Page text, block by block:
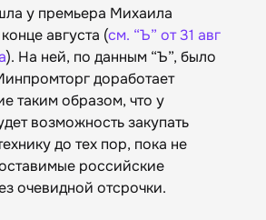
у премьера Михаила
августа (см. “Ъ” от 31 авг
). На ней, по данным “Ъ”, было
доработает
таким образом, что у
возможность закупать
до тех пор, пока не
российские
очевидной отсрочки.